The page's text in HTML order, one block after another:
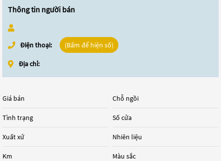
Thông tin người bán
Điện thoại: (Bấm để hiện số)
Địa chỉ:
Giá bán
Tình trạng
Xuất xứ
Km
Chỗ ngồi
Số cửa
Nhiên liệu
Màu sắc